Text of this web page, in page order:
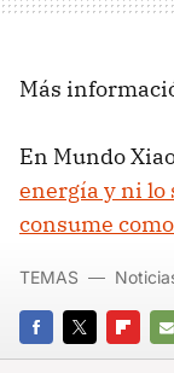
Más
En Mundo
energía y ni lo
consume
FACEBOOK
TWITTER
E-
TEMAS